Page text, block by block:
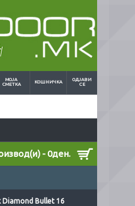
МОЈА
СМЕТКА
КОШНИЧКА
ОДЈАВИ
СЕ
- 0ден.
Diamond Bullet 16